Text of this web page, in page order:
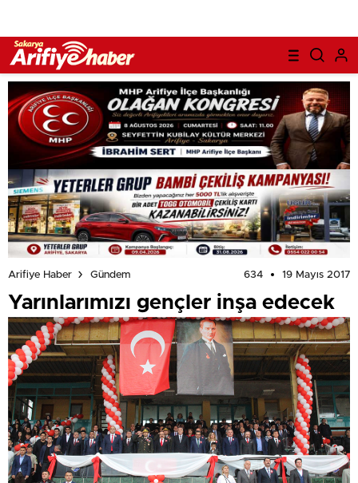
Arifiye Haber Gündem 634 19 Mayıs 2017
Yarınlarımızı gençler inşa edecek